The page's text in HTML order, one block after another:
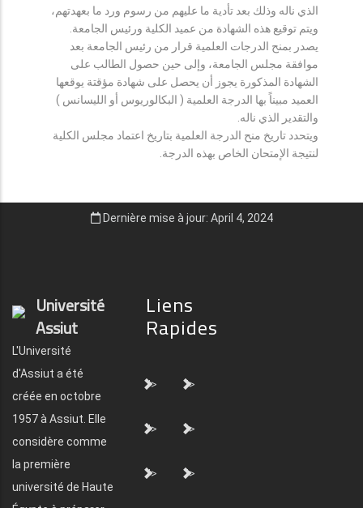
الذي ناله وذلك بعد تأدية ما عليهم من رسوم ورد ما بعهدتهم،
ويتم توقيع هذه الشهادة من عميد الكلية ورئيس الجامعة.
يصدر بمنح الدرجات العلمية قرار من رئيس الجامعة بعد
موافقة مجلس الجامعة، وإلى حين حصول الطالب على
الشهادة المذكورة يجوز أن يحصل على شهادة مؤقتة يوقعها
العميد مبيناً بها الدرجة العلمية ( البكالوريوس أو الليسانس )
والتقدير الذي ناله.
ويتحدد تاريخ منح الدرجة العلمية بتاريخ اعتماد مجلس الكلية
لنتيجة الإمتحان الخاص بهذه الدرجة.
Dernière mise à jour: April 4, 2024
Université
Assiut
L'Université
d'Assiut a été
créée en octobre
1957 à Assiut. Elle
considère comme
la première
université de Haute
Liens
Rapides
"> ">
"> ">
"> ">